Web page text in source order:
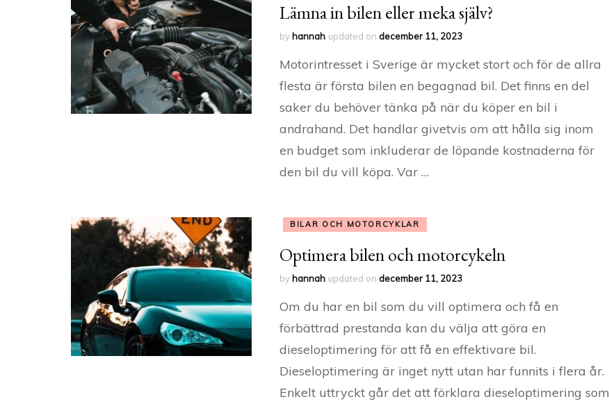
Lämna in bilen eller meka själv?
by hannah updated on december 11, 2023
Motorintresset i Sverige är mycket stort och för de allra
flesta är första bilen en begagnad bil. Det finns en del
saker du behöver tänka på när du köper en bil i
andrahand. Det handlar givetvis om att hålla sig inom
en budget som inkluderar de löpande kostnaderna för
den bil du vill köpa. Var …
BILAR OCH MOTORCYKLAR
Optimera bilen och motorcykeln
by hannah updated on december 11, 2023
Om du har en bil som du vill optimera och få en
förbättrad prestanda kan du välja att göra en
dieseloptimering för att få en effektivare bil.
Dieseloptimering är inget nytt utan har funnits i flera år.
Enkelt uttryckt går det att förklara dieseloptimering som